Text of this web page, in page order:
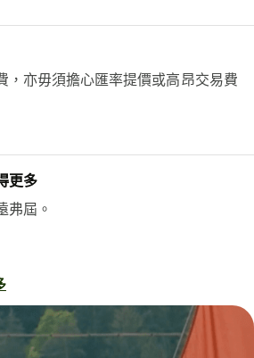
，亦毋須擔心匯率提價或高昂交易費
更多
弗屆。